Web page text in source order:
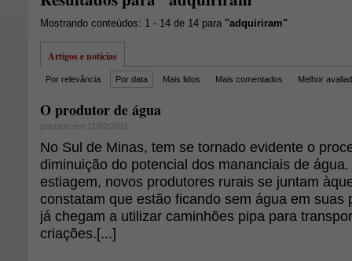
Mostrando conteúdos: 1 - 14 de 14 para "adquiriram"
Artigos e notícias
Por relevância Por data Mais lidos Mais comentados Melhor
O produtor de água
postado em 11/02/2015
No Sul de Minas, tem se tornado evidente o
diminuição do potencial dos mananciais de
estiagem, novos produtores rurais se juntam
constatam que estão ficando sem água em suas
já chegam a utilizar caminhões pipa para
criações.[...]